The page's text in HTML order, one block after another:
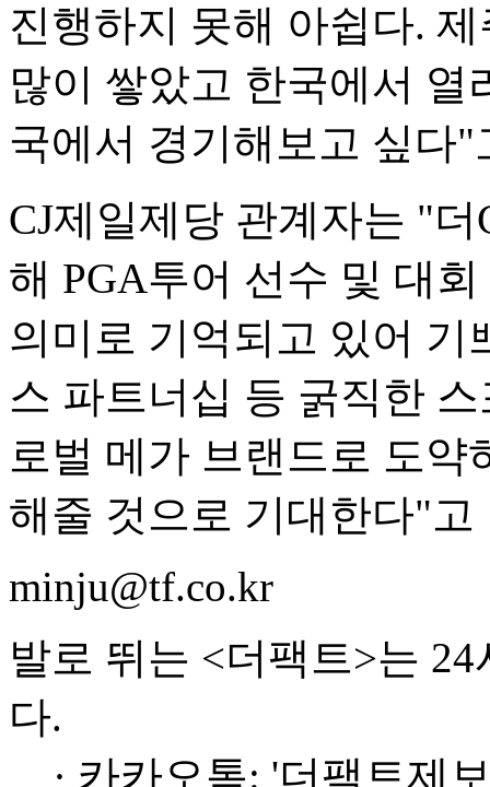
진행하지 못해 아쉽다.
많이 쌓았고 한국에서 열
국에서 경기해보고 싶다"
CJ제일제당 관계자는 "
해 PGA투어 선수 및 대
의미로 기억되고 있어
스 파트너십 등 굵직한
로벌 메가 브랜드로 도약
해줄 것으로 기대한다"고
minju@tf.co.kr
발로 뛰는 <더팩트>는
다.
· 카카오톡: '더팩트제